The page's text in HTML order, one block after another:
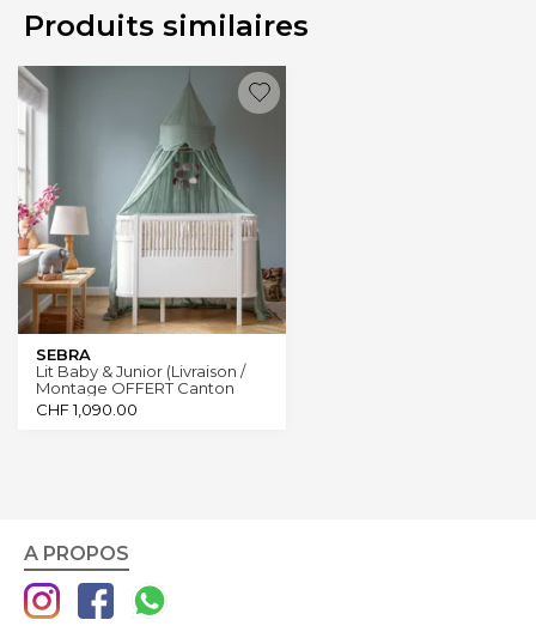
Produits similaires
SEBRA
Lit Baby & Junior (Livraison /
Montage OFFERT Canton
Genève)
CHF1,090.00
A PROPOS